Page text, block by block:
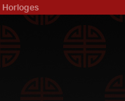
Horloges